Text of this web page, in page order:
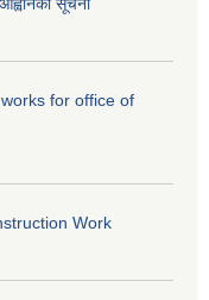
for office of
Work